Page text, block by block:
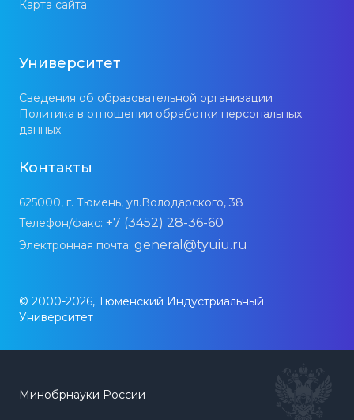
Карта сайта
Университет
Сведения об образовательной организации
Политика в отношении обработки персональных
данных
Контакты
625000, г. Тюмень, ул.Володарского, 38
Телефон/факс: +7 (3452) 28-36-60
Электронная почта: general@tyuiu.ru
© 2000-2026, Тюменский Индустриальный
Университет
Минобрнауки России